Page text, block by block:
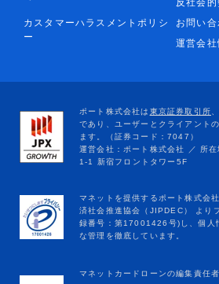
反社会
カスタマーハラスメントポリシ
ー
お問い合
運営会社
マネットカードローンの編集責任